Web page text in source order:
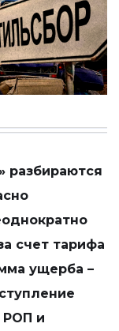
разбираются
счет тарифа
ущерба –
РОП и